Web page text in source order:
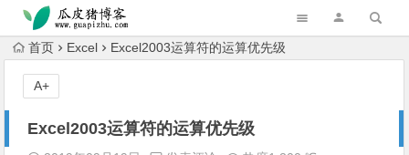
跳转到主内容
首页 Excel Excel2003运算符的运算优先级
Excel2003运算符的运算优先级
A+